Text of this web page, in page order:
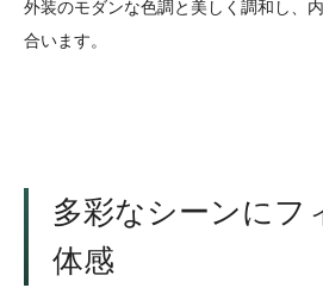
外装のモダンな色調と美しく調和し、
合います。
多彩なシーンにフ
体感